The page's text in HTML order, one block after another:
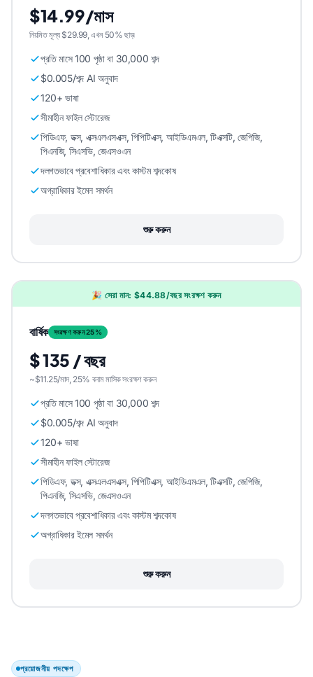
$14.99/মাস
নিয়মিত মূল্য $29.99, এখন 50% ছাড়৷
প্রতি মাসে 100 পৃষ্ঠা বা 30,000 শব্দ
$0.005/শব্দ AI অনুবাদ
120+ ভাষা
সীমাহীন ফাইল স্টোরেজ
পিডিএফ, ডক্স, এক্সএলএসএক্স, পিপিটিএক্স, আইডিএমএল, টিএক্সটি, জেপিজি,
পিএনজি, সিএসভি, জেএসওএন
দলগতভাবে প্রবেশাধিকার এবং কাস্টম শব্দকোষ
অগ্রাধিকার ইমেল সমর্থন
শুরু করুন
🎉 সেরা মান: $44.88/বছর সংরক্ষণ করুন
বার্ষিক সংরক্ষণ করুন 25%
$ 135 / বছর
~$11.25/মাস, 25% বনাম মাসিক সংরক্ষণ করুন
প্রতি মাসে 100 পৃষ্ঠা বা 30,000 শব্দ
$0.005/শব্দ AI অনুবাদ
120+ ভাষা
সীমাহীন ফাইল স্টোরেজ
পিডিএফ, ডক্স, এক্সএলএসএক্স, পিপিটিএক্স, আইডিএমএল, টিএক্সটি, জেপিজি,
পিএনজি, সিএসভি, জেএসওএন
দলগতভাবে প্রবেশাধিকার এবং কাস্টম শব্দকোষ
অগ্রাধিকার ইমেল সমর্থন
শুরু করুন
প্রয়োজনীয় পদক্ষেপ